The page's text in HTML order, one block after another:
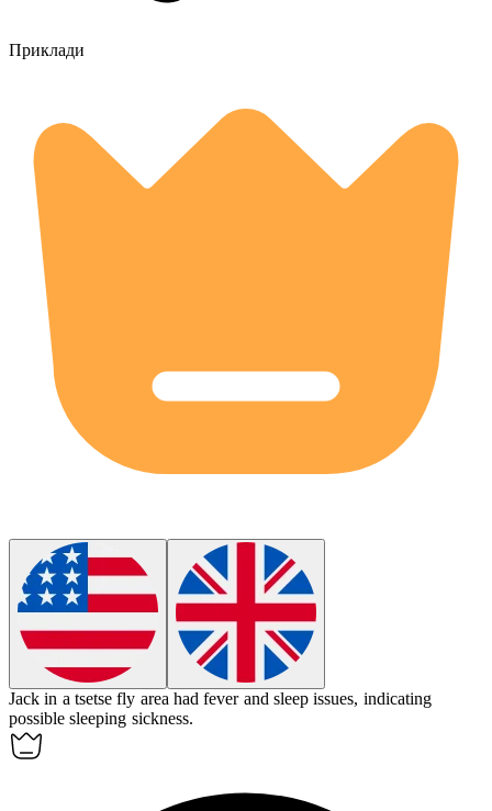
Приклади
Jack in a tsetse fly area had fever and sleep issues, indicating
possiblesleeping sickness.